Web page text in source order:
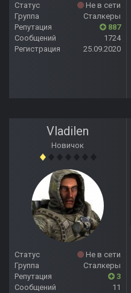
Статус
Не в сети
Группа
Сталкеры
Репутация
887
Сообщений
1724
Регистрация
25.09.2020
Vladilen
Новичок
Статус
Не в сети
Группа
Сталкеры
Репутация
3
Сообщений
11